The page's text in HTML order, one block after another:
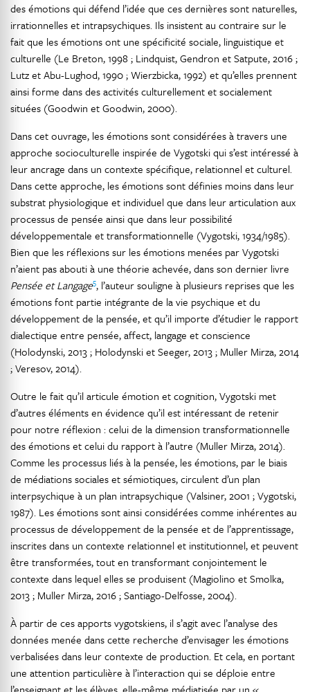
des émotions qui défend l’idée que ces dernières sont naturelles,
irrationnelles et intrapsychiques. Ils insistent au contraire sur le
fait que les émotions ont une spécificité sociale, linguistique et
culturelle (Le Breton, 1998 ; Lindquist, Gendron et Satpute, 2016 ;
Lutz et Abu-Lughod, 1990 ; Wierzbicka, 1992) et qu’elles prennent
ainsi forme dans des activités culturellement et socialement
situées (Goodwin et Goodwin, 2000).
Dans cet ouvrage, les émotions sont considérées à travers une
approche socioculturelle inspirée de Vygotski qui s’est intéressé à
leur ancrage dans un contexte spécifique, relationnel et culturel.
Dans cette approche, les émotions sont définies moins dans leur
substrat physiologique et individuel que dans leur articulation aux
processus de pensée ainsi que dans leur possibilité
développementale et transformationnelle (Vygotski, 1934/1985).
Bien que les réflexions sur les émotions menées par Vygotski
n’aient pas abouti à une théorie achevée, dans son dernier livre
Pensée et Langage5, l’auteur souligne à plusieurs reprises que les
émotions font partie intégrante de la vie psychique et du
développement de la pensée, et qu’il importe d’étudier le rapport
dialectique entre pensée, affect, langage et conscience
(Holodynski, 2013 ; Holodynski et Seeger, 2013 ; Muller Mirza, 2014
; Veresov, 2014).
Outre le fait qu’il articule émotion et cognition, Vygotski met
d’autres éléments en évidence qu’il est intéressant de retenir
pour notre réflexion : celui de la dimension transformationnelle
des émotions et celui du rapport à l’autre (Muller Mirza, 2014).
Comme les processus liés à la pensée, les émotions, par le biais
de médiations sociales et sémiotiques, circulent d’un plan
interpsychique à un plan intrapsychique (Valsiner, 2001 ; Vygotski,
1987). Les émotions sont ainsi considérées comme inhérentes au
processus de développement de la pensée et de l’apprentissage,
inscrites dans un contexte relationnel et institutionnel, et peuvent
être transformées, tout en transformant conjointement le
contexte dans lequel elles se produisent (Magiolino et Smolka,
2013 ; Muller Mirza, 2016 ; Santiago-Delfosse, 2004).
À partir de ces apports vygotskiens, il s’agit avec l’analyse des
données menée dans cette recherche d’envisager les émotions
verbalisées dans leur contexte de production. Et cela, en portant
une attention particulière à l’interaction qui se déploie entre